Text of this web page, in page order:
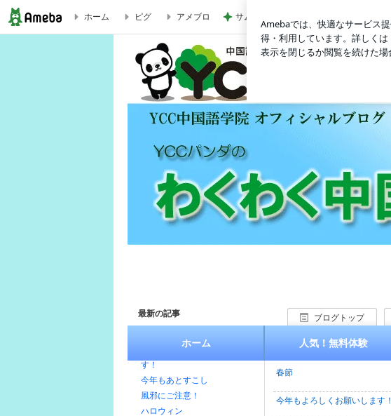
ブログ記事一覧｜ワイシーシーパンダのわくわく中国語
ホーム ピグ アメブロ サムギョプサルで楽しい家族時間
ブログトップ
最新の記事一覧
春節
今年もよろしくお願いします！
ホーム 人気！無料体験
最新の記事
す！
今年もあとすこし
風邪にご注意！
ハロウィン